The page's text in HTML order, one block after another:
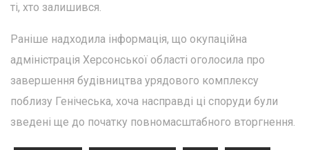
ті, хто залишився.
Раніше надходила інформація, що окупаційна
адміністрація Херсонської області оголосила про
завершення будівництва урядового комплексу
поблизу Генічеська, хоча насправді ці споруди були
зведені ще до початку повномасштабного вторгнення.